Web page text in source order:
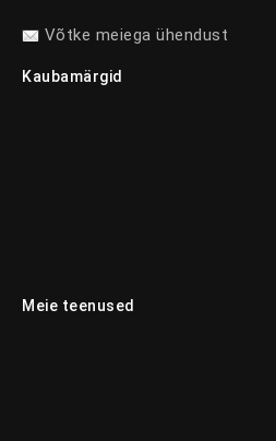
Võtke meiega ühendust
Kaubamärgid
Meie teenused